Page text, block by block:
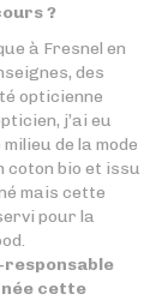
?
à Fresnel en
des
opticienne
j’ai eu
de la mode
coton bio et issu
mais cette
pour la
responsable
cette